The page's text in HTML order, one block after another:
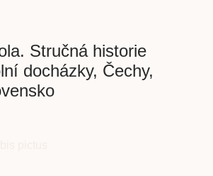
Stručná historie
docházky, Čechy,